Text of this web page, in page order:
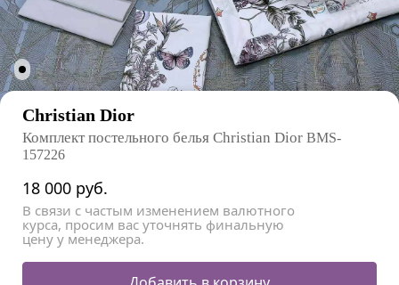
Christian Dior
Комплект постельного белья Christian Dior BMS-
157226
18 000 руб.
В связи с частым изменением валютного
курса, просим вас уточнять финальную
цену у менеджера.